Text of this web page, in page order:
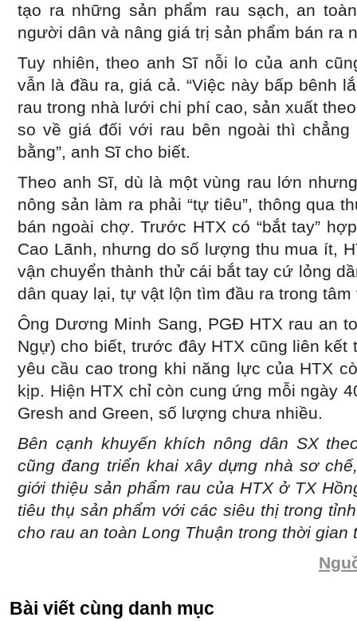
tạo ra những sản phẩm rau sạch, an
người dân và nâng giá trị sản phẩm bán ra
Tuy nhiên, theo anh Sĩ nỗi lo của anh
vẫn là đầu ra, giá cả. “Việc này bấp bênh
rau trong nhà lưới chi phí cao, sản xuất
so về giá đối với rau bên ngoài thì
bằng”, anh Sĩ cho biết.
Theo anh Sĩ, dù là một vùng rau lớn
nông sản làm ra phải “tự tiêu”, thông qua
bán ngoài chợ. Trước HTX có “bắt tay”
Cao Lãnh, nhưng do số lượng thu mua ít,
vận chuyển thành thử cái bắt tay cứ lỏng
dân quay lại, tự vật lộn tìm đầu ra trong
Ông Dương Minh Sang, PGĐ HTX rau an
Ngự) cho biết, trước đây HTX cũng liên kết
yêu cầu cao trong khi năng lực của HTX
kịp. Hiện HTX chỉ còn cung ứng mỗi ngày
Gresh and Green, số lượng chưa nhiều.
Bên cạnh khuyến khích nông dân SX
cũng đang triển khai xây dựng nhà sơ
giới thiệu sản phẩm rau của HTX ở TX
tiêu thụ sản phẩm với các siêu thị trong
cho rau an toàn Long Thuận trong thời gian
Bài viết cùng danh mục